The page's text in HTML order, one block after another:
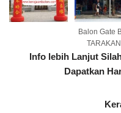
Balon Gate
TARAKAN
Info lebih Lanjut
Dapatkan